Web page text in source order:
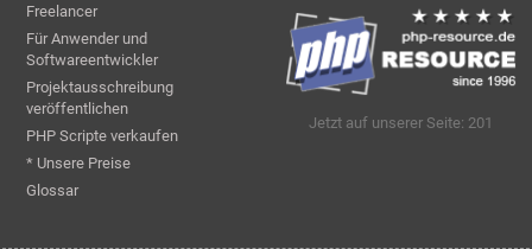
Freelancer
Für Anwender und
Softwareentwickler
Projektausschreibung
veröffentlichen
PHP Scripte verkaufen
* Unsere Preise
Glossar
Jetzt auf unserer Seite: 201